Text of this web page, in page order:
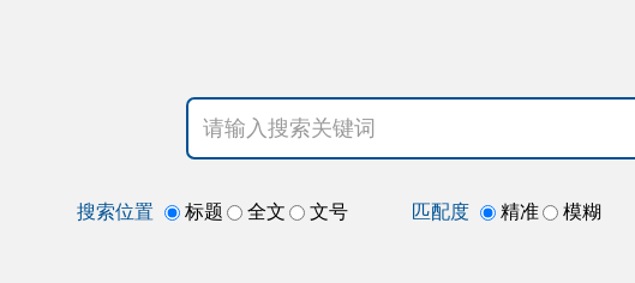
搜索位置 标题 全文 文号 匹配度 精准 模糊